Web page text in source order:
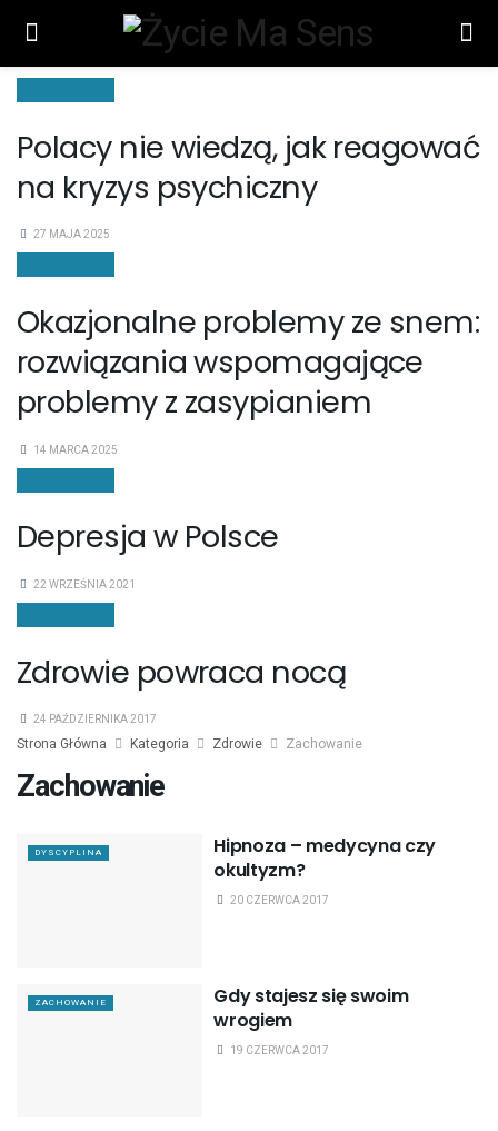
Polacy nie wiedzą, jak reagować
na kryzys psychiczny
27 MAJA 2025
Okazjonalne problemy ze snem:
rozwiązania wspomagające
problemy z zasypianiem
14 MARCA 2025
Depresja w Polsce
22 WRZEŚNIA 2021
Zdrowie powraca nocą
24 PAŹDZIERNIKA 2017
Strona Główna Kategoria Zdrowie Zachowanie
Zachowanie
DYSCYPLINA
Hipnoza – medycyna czy
okultyzm?
20 CZERWCA 2017
ZACHOWANIE
Gdy stajesz się swoim
wrogiem
19 CZERWCA 2017